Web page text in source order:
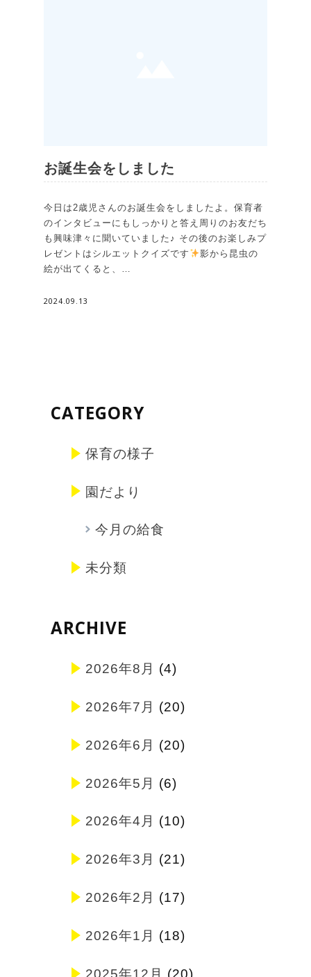
お誕生会をしました
今日は2歳児さんのお誕生会をしましたよ。保育者
のインタビューにもしっかりと答え周りのお友だち
も興味津々に聞いていました♪ その後のお楽しみプ
レゼントはシルエットクイズです
影から昆虫の
絵が出てくると、…
2024.09.13
CATEGORY
保育の様子
園だより
今月の給食
未分類
ARCHIVE
2026年8月 (4)
2026年7月 (20)
2026年6月 (20)
2026年5月 (6)
2026年4月 (10)
2026年3月 (21)
2026年2月 (17)
2026年1月 (18)
2025年12月 (20)